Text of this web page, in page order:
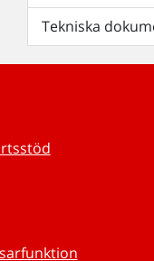
Tekniska